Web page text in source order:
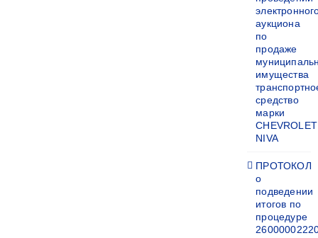
аукциона
по
продаже
имущества
средство
марки
CHEVROLET
NIVA
ПРОТОКОЛ
о
подведении
итогов по
процедуре